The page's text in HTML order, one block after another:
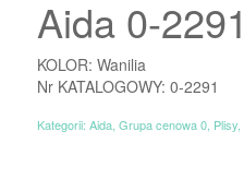
Aida 0-2291
KOLOR: Wanilia
Nr KATALOGOWY: 0-2291
Kategorii: Aida, Grupa cenowa 0, Plisy,